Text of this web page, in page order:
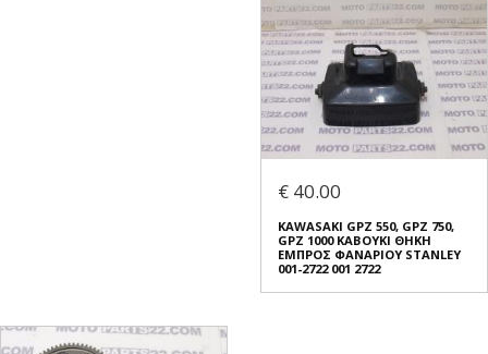
€ 40.00
KAWASAKI GPZ 550, GPZ 750,
GPZ 1000 ΚΑΒΟΥΚΙ ΘΗΚΗ
ΕΜΠΡΟΣ ΦΑΝΑΡΙΟΥ STANLEY
001-2722 001 2722